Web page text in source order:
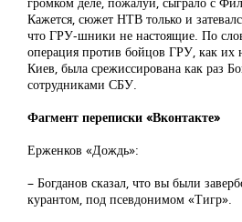
Кажется, сюжет НТВ только и
что ГРУ-шники не настоящие. По
операция против бойцов ГРУ, как их
Киев, была срежиссирована как раз
сотрудниками СБУ.
Фагмент переписки «Вконтакте»
Ерженков «Дождь»:
– Богданов сказал, что вы были
курантом, под псевдонимом «Тигр».